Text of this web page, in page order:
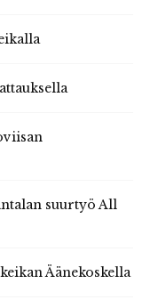
suurtyö All
Äänekoskella